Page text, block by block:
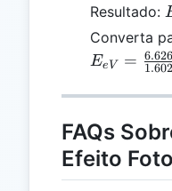
Resultado:
Converta
Ee V = 1.602
6.626
FAQs
Efeito